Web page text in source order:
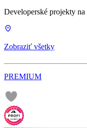
Developerské projekty na
Zobraziť všetky
PREMIUM